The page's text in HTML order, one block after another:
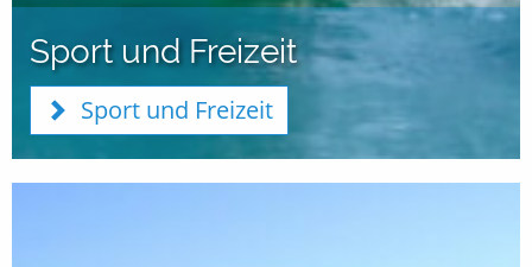
Sport und Freizeit
Sport und Freizeit